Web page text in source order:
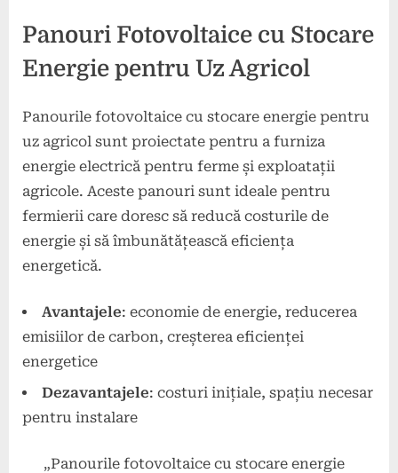
Panouri Fotovoltaice cu Stocare
Energie pentru Uz Agricol
Panourile fotovoltaice cu stocare energie pentru
uz agricol sunt proiectate pentru a furniza
energie electrică pentru ferme și exploatații
agricole. Aceste panouri sunt ideale pentru
fermierii care doresc să reducă costurile de
energie și să îmbunătățească eficiența
energetică.
Avantajele: economie de energie, reducerea
emisiilor de carbon, creșterea eficienței
energetice
Dezavantajele: costuri inițiale, spațiu necesar
pentru instalare
„Panourile fotovoltaice cu stocare energie